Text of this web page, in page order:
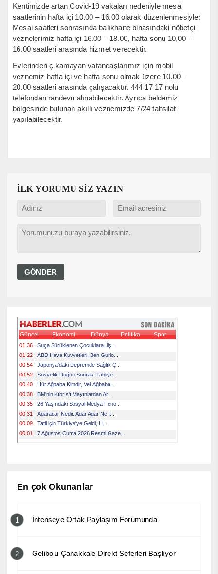
Kentimizde artan Covid-19 vakaları nedeniyle mesai
saatlerinin hafta içi 10.00 – 16.00 olarak düzenlenmesiyle;
Mesai saatleri sonrasında balıkhane binasındaki nöbetçi
veznelerimiz hafta içi 16.00 – 18.00, hafta sonu 10,00 –
16.00 saatleri arasında hizmet verecektir.
Evlerinden çıkamayan vatandaşlarımız için mobil
veznemiz hafta içi ve hafta sonu olmak üzere 10.00 –
20.00 saatleri arasında çalışacaktır. 444 17 17 nolu
telefondan randevu alınabilecektir. Ayrıca beldemiz
bölgesinde bulunan akıllı veznemizde 7/24 tahsilat
yapılabilecektir.
İLK YORUMU SİZ YAZIN
En çok Okunanlar
1 İntenseye Ortak Paylaşım Forumunda
2 Gelibolu Çanakkale Direkt Seferleri Başlıyor